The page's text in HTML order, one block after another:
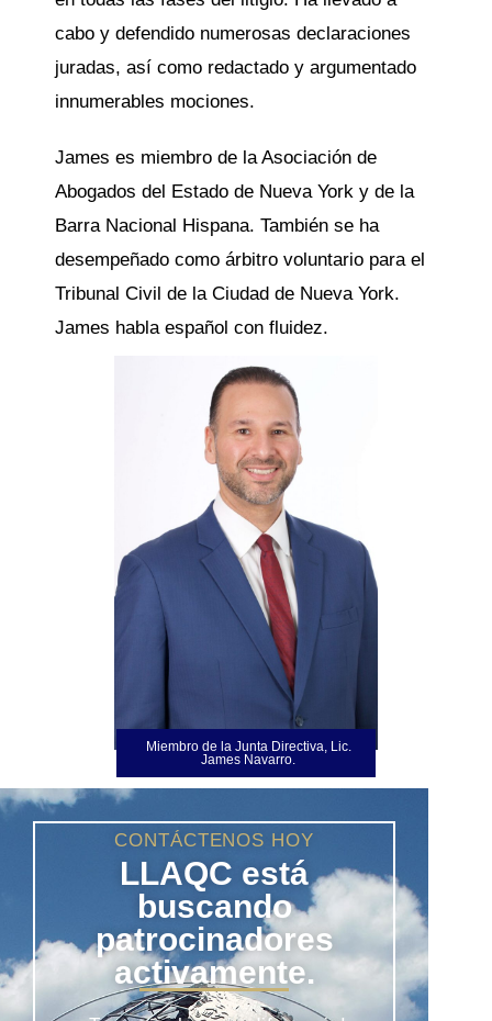
cabo y defendido numerosas declaraciones
juradas, así como redactado y argumentado
innumerables mociones.
James es miembro de la Asociación de
Abogados del Estado de Nueva York y de la
Barra Nacional Hispana. También se ha
desempeñado como árbitro voluntario para el
Tribunal Civil de la Ciudad de Nueva York.
James habla español con fluidez.
Miembro de la Junta Directiva, Lic.
James Navarro.
CONTÁCTENOS HOY
LLAQC está
buscando
patrocinadores
activamente.